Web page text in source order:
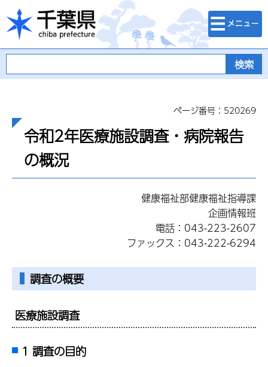
千葉県
検索・メニュ
ー
ページ番号：520269
令和2年医療施設調査・病院報告
の概況
健康福祉部健康福祉指導課
企画情報班
電話：043-223-2607
ファックス：043-222-6294
調査の概要
医療施設調査
1 調査の目的